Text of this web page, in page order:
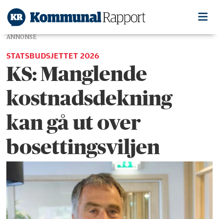
ANNONSE
STATSBUDSJETTET 2026
KS: Manglende
kostnadsdekning
kan gå ut over
bosettingsviljen